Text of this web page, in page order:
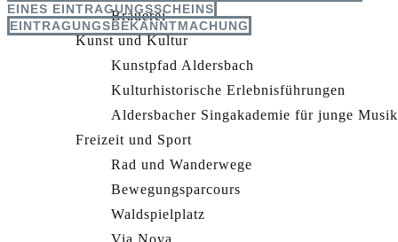
Brauerei
Kunst und Kultur
Kunstpfad Aldersbach
Kulturhistorische Erlebnisführungen
Aldersbacher Singakademie für junge
Freizeit und Sport
Rad und Wanderwege
Bewegungsparcours
Waldspielplatz
Via Nova
EINES EINTRAGUNGSSCHEINS
EINTRAGUNGSBEKANNTMACHUNG